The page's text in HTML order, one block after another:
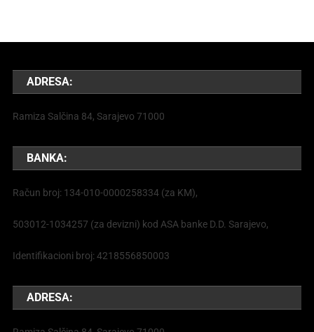
ADRESA:
Ramiza Salčina 84, Sarajevo 71000
BANKA:
Račun broj: 134-010-0000258334 (za KM),
503012-1034257 (za devizni) kod ASA banke D.D. Sarajevo,
Identifikacioni broj: 4218556850003
ADRESA: